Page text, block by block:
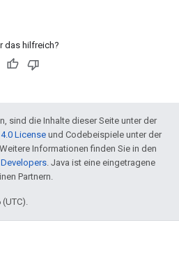
das hilfreich?
sind die Inhalte dieser Seite unter der
License und Codebeispiele unter der
Informationen finden Sie in den
. Java ist eine eingetragene
Partnern.